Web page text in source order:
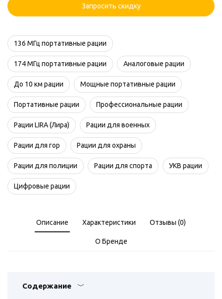
510
V
Запросить скидку
136 МГц портативные рации
174 МГц портативные рации Аналоговые рации
До 10 км рации Мощные портативные рации
Портативные рации Профессиональные рации
Рации LIRA (Лира) Рации для военных
Рации для гор Рации для охраны
Рации для полиции Рации для спорта УКВ рации
Цифровые рации
Описание Характеристики Отзывы (0)
О Бренде
Содержание